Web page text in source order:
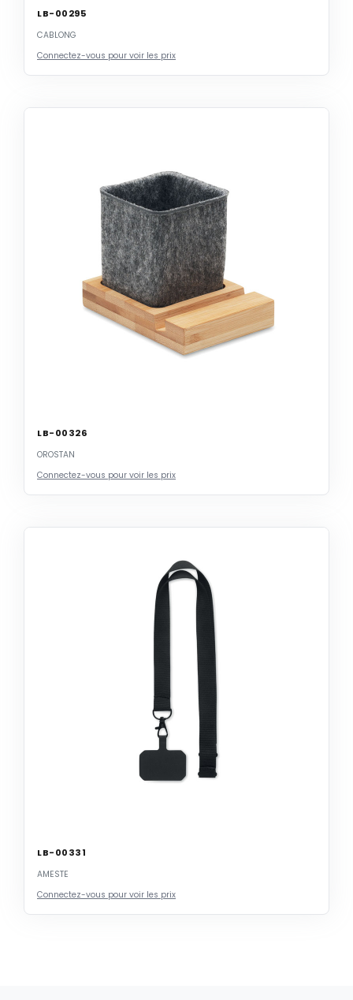
LB-00295
CABLONG
Connectez-vous pour voir les prix
LB-00326
OROSTAN
Connectez-vous pour voir les prix
LB-00331
AMESTE
Connectez-vous pour voir les prix